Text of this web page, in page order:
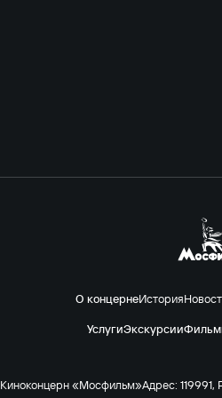
О концернеИстория
УслугиЭкскурсии
Киноконцерн «Мосфильм»Адрес: